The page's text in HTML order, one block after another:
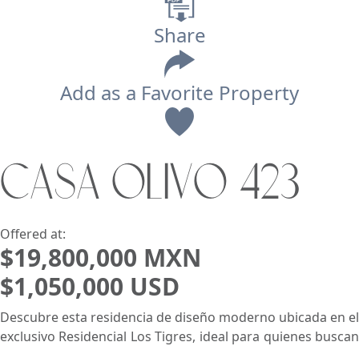
Lowest Price First
Share
Add as a Favorite Property
CASA OLIVO 423
Offered at:
$19,800,000 MXN
$1,050,000 USD
Descubre esta residencia de diseño moderno ubicada en el
exclusivo Residencial Los Tigres, ideal para quienes buscan